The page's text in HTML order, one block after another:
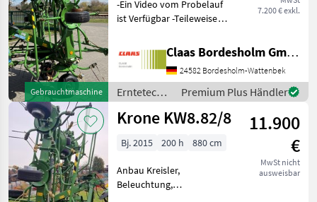
Gebrauchtmaschine
7.200 € exkl.
-Ein Video vom Probelauf
ist Verfügbar -Teileweise
Bilder) Erntetechnik
Grünland Kreiselheuer
Claas Bordesholm GmbH
24582 Bordesholm-Wattenbek
Erntetechnik
Grünland /
Krone
Premium Plus Händler
Krone KW8.82/8
11.900
€
MwSt nicht
ausweisbar
Bj. 2015 200 h 880 cm
Anbau Kreisler,
Beleuchtung,